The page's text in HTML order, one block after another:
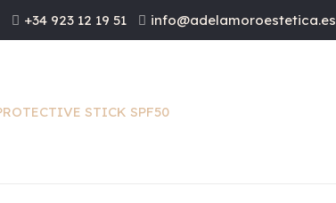
+34 923 12 19 51 info@adelamoroestetica.es